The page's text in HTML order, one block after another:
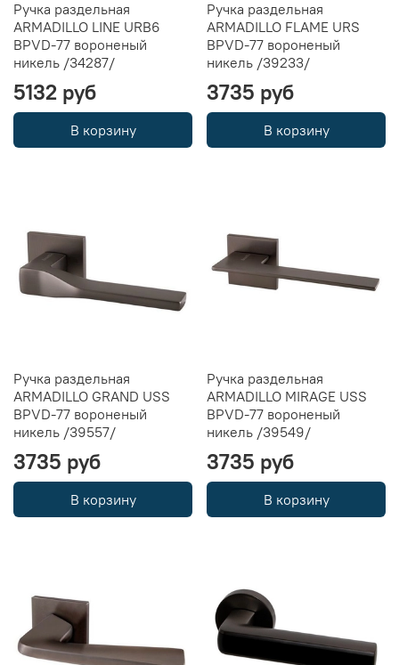
Ручка раздельная
ARMADILLO LINE URB6
BPVD-77 вороненый
никель /34287/
5132 руб
В корзину
Ручка раздельная
ARMADILLO FLAME URS
BPVD-77 вороненый
никель /39233/
3735 руб
В корзину
Ручка раздельная
ARMADILLO GRAND USS
BPVD-77 вороненый
никель /39557/
3735 руб
В корзину
Ручка раздельная
ARMADILLO MIRAGE USS
BPVD-77 вороненый
никель /39549/
3735 руб
В корзину